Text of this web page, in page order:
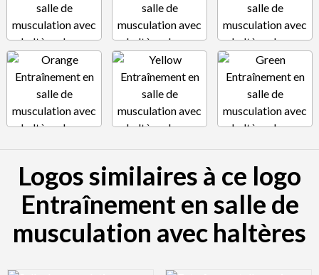
Logos similaires à ce logo
Entraînement en salle de
musculation avec haltères